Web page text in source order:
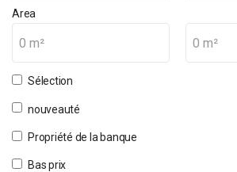
Area
0 m² 0 m²
Sélection
nouveauté
Propriété de la banque
Bas prix